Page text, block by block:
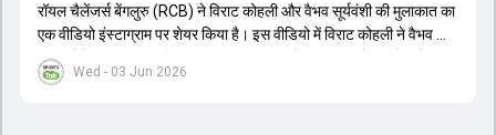
Wed - 03 Jun 2026
रॉयल चैलेंजर्स बेंगलुरु (RCB) ने विराट कोहली और वैभव सूर्यवंशी की मुलाकात का
एक वीडियो इंस्टाग्राम पर शेयर किया है। इस वीडियो में विराट कोहली ने वैभव को
सलाह देते हुए कहा, 'एक बिहारी सब पर भारी। बस गेम खत्म।' कोहली ने उन्हें खुद
पर विश्वास रखने और नकारात्मक बातों पर ध्यान न देने की सलाह दी। आईपीएल